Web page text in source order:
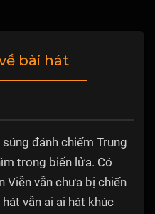
bài hát
đánh chiếm Trung
trong biển lửa. Có
Viễn vẫn chưa bị chiến
vẫn ai ai hát khúc